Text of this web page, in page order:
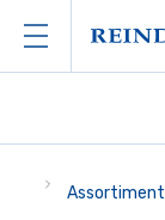
Assortiment